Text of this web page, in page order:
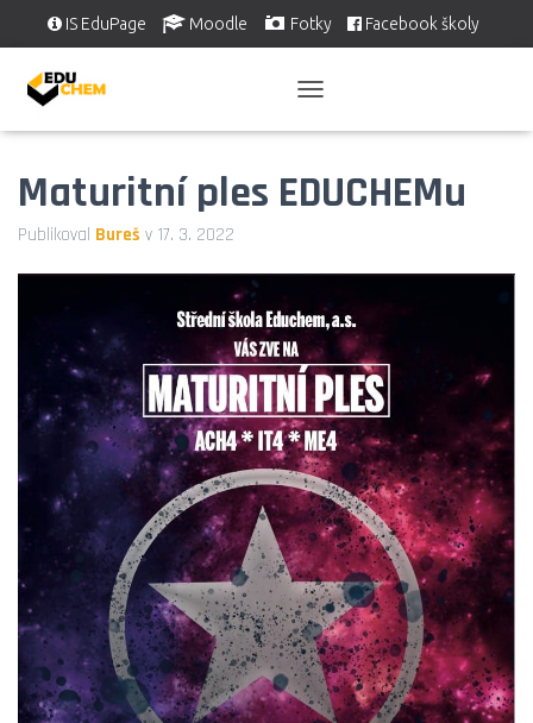
IS EduPage Moodle Fotky Facebook školy
Ř
P
N
V
I
G
A
C
I
Maturitní ples EDUCHEMu
Publikoval Bureš v 17. 3. 2022